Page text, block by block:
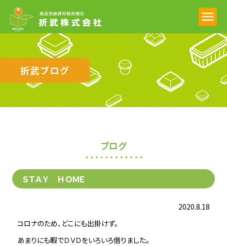
折武ブログ
ブログ
ＳＴＡＹ ＨＯＭＥ
2020.8.18
コロナのため、どこにも出掛けず。
あまりにも暇でＤＶＤをいろいろ借りました。